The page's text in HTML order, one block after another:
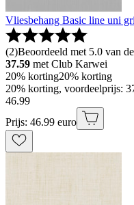
Vliesbehang Basic line uni
(2)Beoordeeld met 5.0 van
37.59 met Club Karwei
20% korting20% korting
20% korting, voordeelprijs:
46.99
Prijs: 46.99 euro